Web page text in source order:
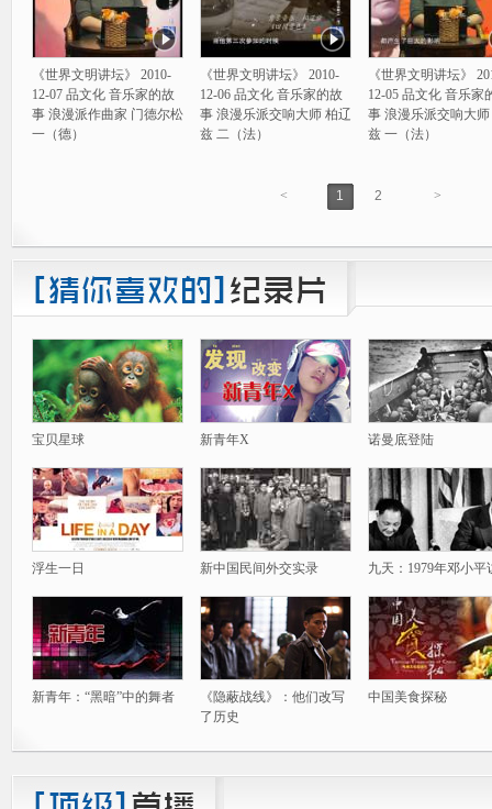
《世界文明讲坛》 2010-
12-07 品文化 音乐家的故
事 浪漫派作曲家 门德尔松
一（德）
《世界文明讲坛》 2010-
12-06 品文化 音乐家的故
事 浪漫乐派交响大师 柏辽
兹 二（法）
《世界文明讲坛》
12-05 品文化 音乐家
事 浪漫乐派交响大
兹 一（法）
< 1 2 >
宝贝星球 新青年X 诺曼底登陆
浮生一日 新中国民间外交实录 九天：1979年邓小平
新青年：“黑暗”中的舞者
《隐蔽战线》：他们改写
了历史
中国美食探秘